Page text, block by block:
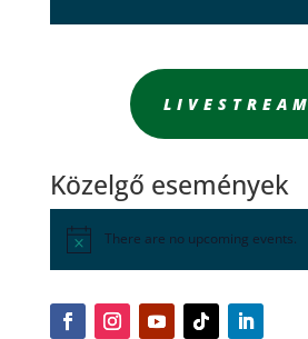
LIVESTREAM
Közelgő események
There are no upcoming events.